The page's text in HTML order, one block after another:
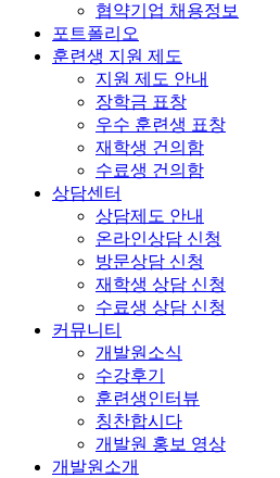
협약기업 채용정보
포트폴리오
훈련생 지원 제도
지원 제도 안내
장학금 표창
우수 훈련생 표창
재학생 건의함
수료생 건의함
상담센터
상담제도 안내
온라인상담 신청
방문상담 신청
재학생 상담 신청
수료생 상담 신청
커뮤니티
개발원소식
수강후기
훈련생인터뷰
칭찬합시다
개발원 홍보 영상
개발원소개